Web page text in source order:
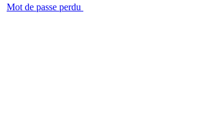
Mot de passe perdu